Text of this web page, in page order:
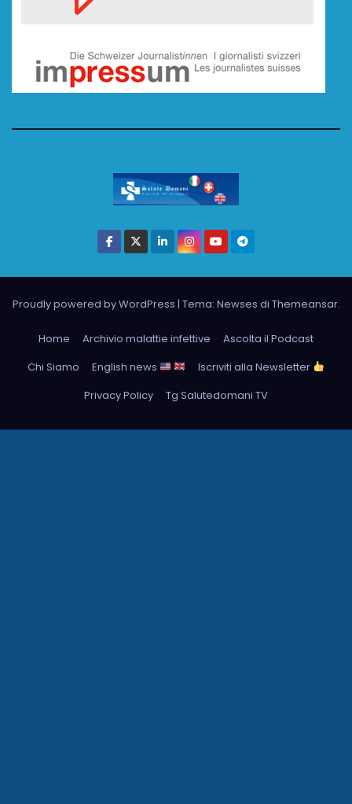
Proudly powered by WordPress | Tema: Newses di Themeansar.
Home Archivio malattie infettive
Ascolta il Podcast
Chi Siamo
English news
Iscriviti alla Newsletter
Privacy Policy
Tg Salutedomani TV